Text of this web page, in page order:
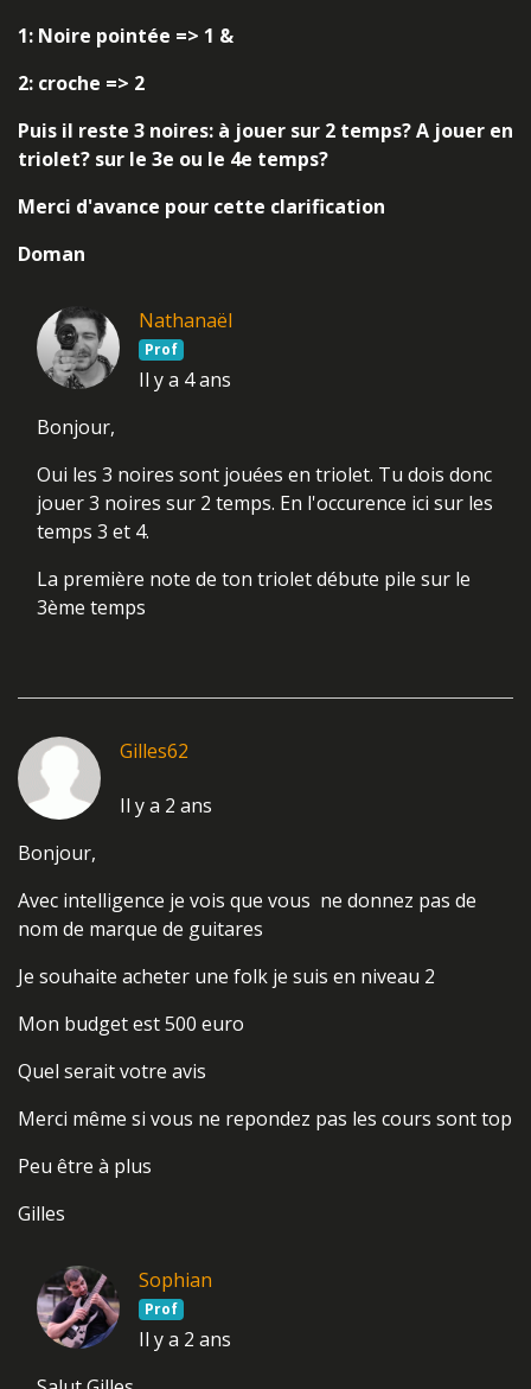
1: Noire pointée => 1 &
2: croche => 2
Puis il reste 3 noires: à jouer sur 2 temps? A jouer en
triolet? sur le 3e ou le 4e temps?
Merci d'avance pour cette clarification
Doman
Nathanaël
Prof
Il y a 4 ans
Bonjour,
Oui les 3 noires sont jouées en triolet. Tu dois donc
jouer 3 noires sur 2 temps. En l'occurence ici sur les
temps 3 et 4.
La première note de ton triolet débute pile sur le
3ème temps
Gilles62
Il y a 2 ans
Bonjour,
Avec intelligence je vois que vous ne donnez pas de
nom de marque de guitares
Je souhaite acheter une folk je suis en niveau 2
Mon budget est 500 euro
Quel serait votre avis
Merci même si vous ne repondez pas les cours sont top
Peu être à plus
Gilles
Sophian
Prof
Il y a 2 ans